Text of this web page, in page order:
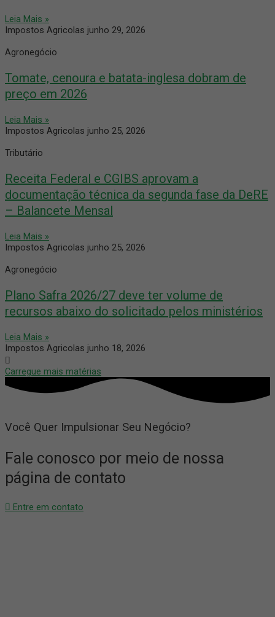
Leia Mais »
Impostos Agricolas junho 29, 2026
Agronegócio
Tomate, cenoura e batata-inglesa dobram de
preço em 2026
Leia Mais »
Impostos Agricolas junho 25, 2026
Tributário
Receita Federal e CGIBS aprovam a
documentação técnica da segunda fase da DeRE
– Balancete Mensal
Leia Mais »
Impostos Agricolas junho 25, 2026
Agronegócio
Plano Safra 2026/27 deve ter volume de
recursos abaixo do solicitado pelos ministérios
Leia Mais »
Impostos Agricolas junho 18, 2026
Carregue mais matérias
Você Quer Impulsionar Seu Negócio?
Fale conosco por meio de nossa
página de contato
Entre em contato